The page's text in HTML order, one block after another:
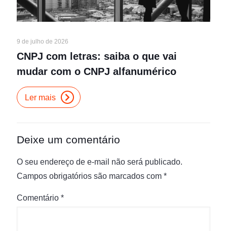
9 de julho de 2026
CNPJ com letras: saiba o que vai
mudar com o CNPJ alfanumérico
Ler mais
Deixe um comentário
O seu endereço de e-mail não será publicado.
Campos obrigatórios são marcados com *
Comentário *